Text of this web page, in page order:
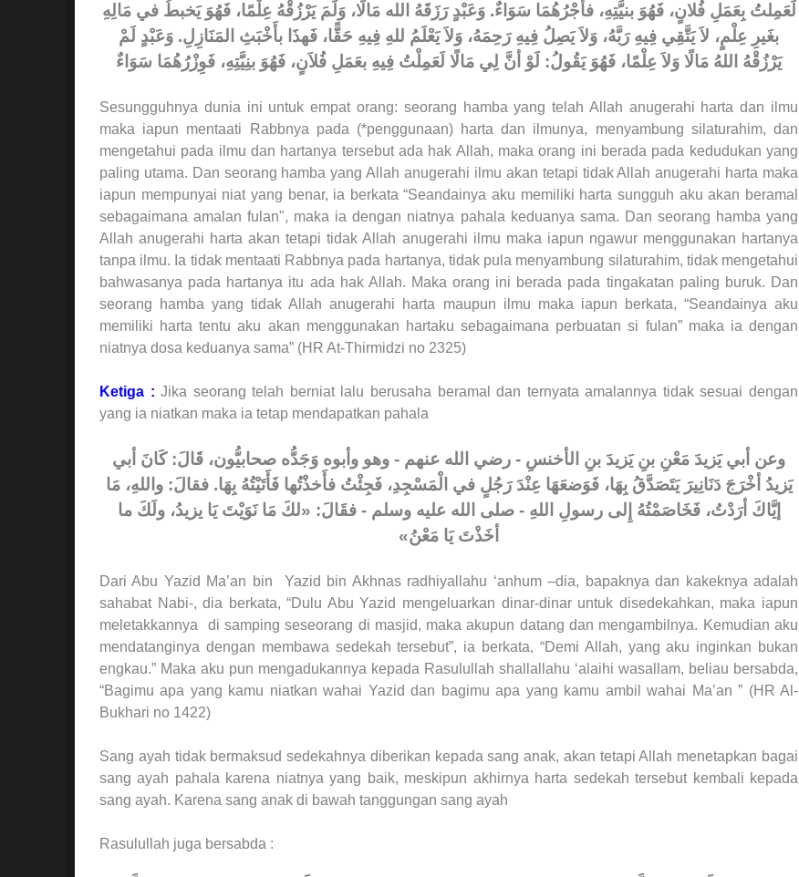
لَعَمِلتُ بِعَمَلِ فُلانٍ، فَهُوَ بنيَّتِهِ، فأجْرُهُمَا سَوَاءٌ. وَعَبْدٍ رَزَقَهُ الله مَالًا، وَلَمَ يَرْزُقْهُ عِلْمًا، فَهُوَ يَخبطُ في مَالِهِ
بغَيرِ عِلْمٍ، لاَ يَتَّقِي فِيهِ رَبَّهُ، وَلاَ يَصِلُ فِيهِ رَحِمَهُ، وَلاَ يَعْلَمُ للهِ فِيهِ حَقًّا، فَهذَا بأَخْبَثِ المَنَازِلِ. وَعَبْدٍ لَمْ
يَرْزُقْهُ اللهُ مَالًا وَلاَ عِلْمًا، فَهُوَ يَقُولُ: لَوْ أنَّ لِي مَالًا لَعَمِلْتُ فِيهِ بعَمَلِ فُلاَنٍ، فَهُوَ بنِيَّتِهِ، فَوِزْرُهُمَا سَوَاءٌ
Sesungguhnya dunia ini untuk empat orang: seorang hamba yang telah Allah anugerahi harta dan ilmu
maka iapun mentaati Rabbnya pada (*penggunaan) harta dan ilmunya, menyambung silaturahim, dan
mengetahui pada ilmu dan hartanya tersebut ada hak Allah, maka orang ini berada pada kedudukan yang
paling utama. Dan seorang hamba yang Allah anugerahi ilmu akan tetapi tidak Allah anugerahi harta maka
iapun mempunyai niat yang benar, ia berkata “Seandainya aku memiliki harta sungguh aku akan beramal
sebagaimana amalan fulan", maka ia dengan niatnya pahala keduanya sama. Dan seorang hamba yang
Allah anugerahi harta akan tetapi tidak Allah anugerahi ilmu maka iapun ngawur menggunakan hartanya
tanpa ilmu. Ia tidak mentaati Rabbnya pada hartanya, tidak pula menyambung silaturahim, tidak mengetahui
bahwasanya pada hartanya itu ada hak Allah. Maka orang ini berada pada tingakatan paling buruk. Dan
seorang hamba yang tidak Allah anugerahi harta maupun ilmu maka iapun berkata, “Seandainya aku
memiliki harta tentu aku akan menggunakan hartaku sebagaimana perbuatan si fulan” maka ia dengan
niatnya dosa keduanya sama” (HR At-Thirmidzi no 2325)
Ketiga :Jika seorang telah berniat lalu berusaha beramal dan ternyata amalannya tidak sesuai dengan
yang ia niatkan maka ia tetap mendapatkan pahala
وعن أبي يَزيدَ مَعْنِ بنِ يَزيدَ بنِ الأخنسِ - رضي الله عنهم - وهو وأبوه وَجَدُّه صحابيُّون، قَالَ: كَانَ أبي
يَزيدُ أخْرَجَ دَنَانِيرَ يَتَصَدَّقُ بِهَا، فَوَضعَهَا عِنْدَ رَجُلٍ في الْمَسْجِدِ، فَجِئْتُ فأَخذْتُها فَأَتَيْتُهُ بِهَا. فقالَ: واللهِ، مَا
إيَّاكَ أرَدْتُ، فَخَاصَمْتُهُ إِلى رسولِ اللهِ - صلى الله عليه وسلم - فقَالَ: «لكَ مَا نَوَيْتَ يَا يزيدُ، ولَكَ ما
أخَذْتَ يَا مَعْنُ»
Dari Abu Yazid Ma’an bin Yazid bin Akhnas radhiyallahu ‘anhum –dia, bapaknya dan kakeknya adalah
sahabat Nabi-, dia berkata, “Dulu Abu Yazid mengeluarkan dinar-dinar untuk disedekahkan, maka iapun
meletakkannya di samping seseorang di masjid, maka akupun datang dan mengambilnya. Kemudian aku
mendatanginya dengan membawa sedekah tersebut”, ia berkata, “Demi Allah, yang aku inginkan bukan
engkau.” Maka aku pun mengadukannya kepada Rasulullah shallallahu ‘alaihi wasallam, beliau bersabda,
“Bagimu apa yang kamu niatkan wahai Yazid dan bagimu apa yang kamu ambil wahai Ma’an ” (HR Al-
Bukhari no 1422)
Sang ayah tidak bermaksud sedekahnya diberikan kepada sang anak, akan tetapi Allah menetapkan bagai
sang ayah pahala karena niatnya yang baik, meskipun akhirnya harta sedekah tersebut kembali kepada
sang ayah. Karena sang anak di bawah tanggungan sang ayah
Rasulullah juga bersabda :